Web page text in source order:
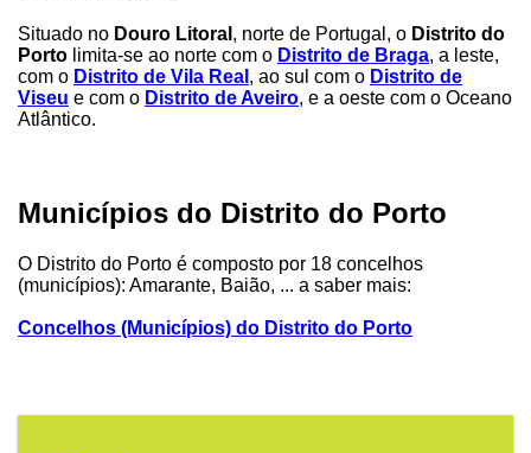
Situado no Douro Litoral , norte de Portugal, o Distrito do
Porto limita-se ao norte com o Distrito de Braga, a leste,
com o Distrito de Vila Real , ao sul com o Distrito de
Viseu e com o Distrito de Aveiro, e a oeste com o Oceano
Atlântico.
Municípios do Distrito do Porto
O Distrito do Porto é composto por 18 concelhos
(municípios): Amarante, Baião, ... a saber mais:
Concelhos (Municípios) do Distrito do Porto